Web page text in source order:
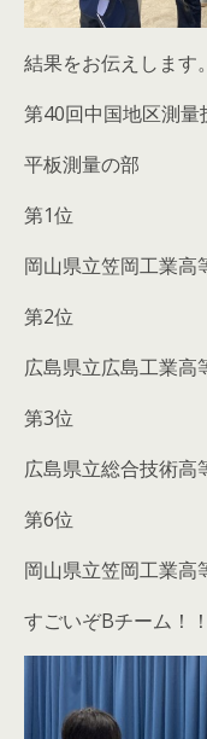
結果をお伝えします。
第40回中国地区測量
平板測量の部
第1位
岡山県立笠岡工業高
第2位
広島県立広島工業高
第3位
広島県立総合技術高
第6位
岡山県立笠岡工業高
すごいぞBチーム！